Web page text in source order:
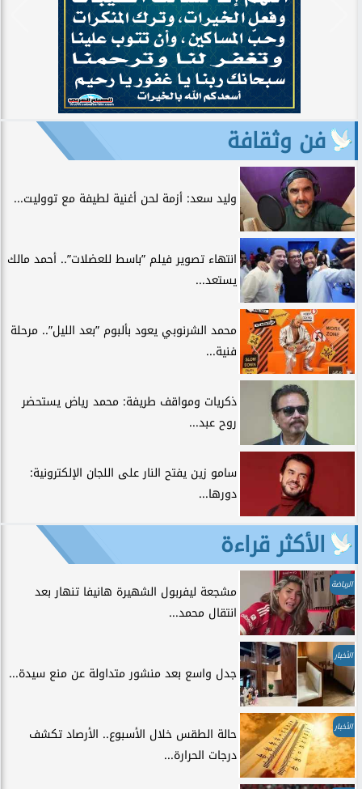
فن وثقافة
وليد سعد: أزمة لحن أغنية لطيفة مع تووليت...
انتهاء تصوير فيلم ”باسط للعضلات”.. أحمد مالك
يستعد...
محمد الشرنوبي يعود بألبوم ”بعد الليل”.. مرحلة
فنية...
ذكريات ومواقف طريفة: محمد رياض يستحضر
روح عبد...
سامو زين يفتح النار على اللجان الإلكترونية:
دورها...
الأكثر قراءة
الرياضة
مشجعة ليفربول الشهيرة هانيفا تنهار بعد
انتقال محمد...
الأخبار
جدل واسع بعد منشور متداولة عن منع سيدة...
الأخبار
حالة الطقس خلال الأسبوع.. الأرصاد تكشف
درجات الحرارة...